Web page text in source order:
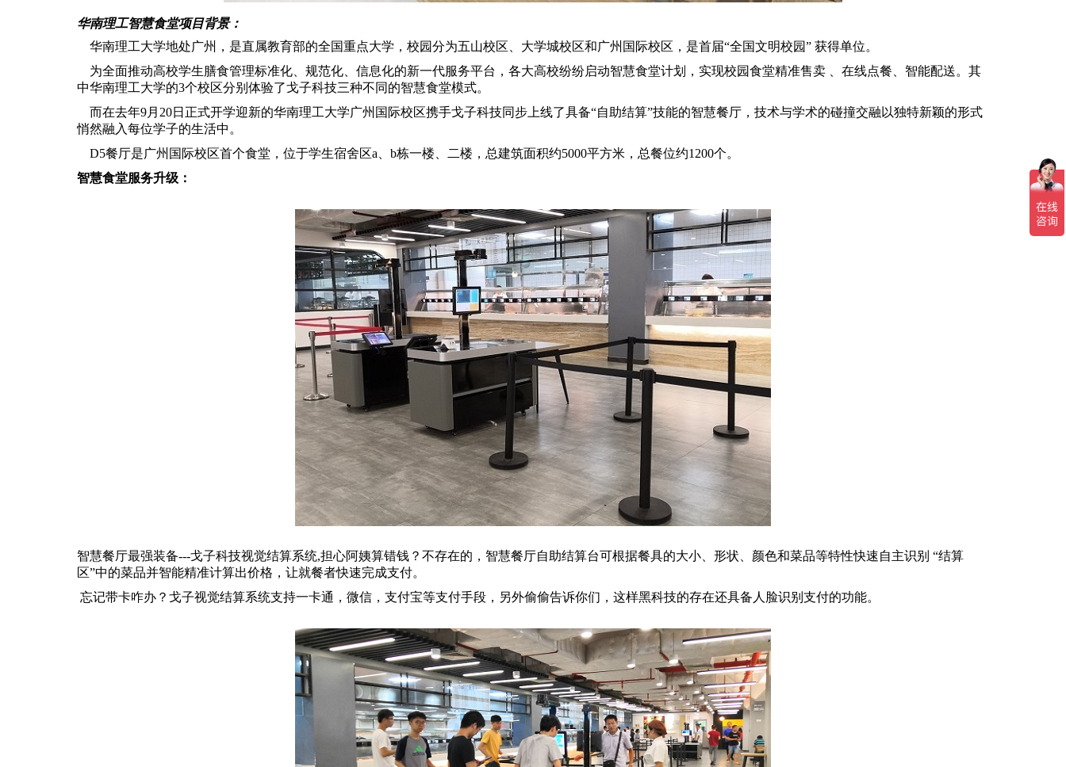
华南理工智慧食堂项目背景：
华南理工大学地处广州，是直属教育部的全国重点大学，校园分为五山校区、大学城校区和广州国际校区，是首届“全国文明校园” 获得单位。
为全面推动高校学生膳食管理标准化、规范化、信息化的新一代服务平台，各大高校纷纷启动智慧食堂计划，实现校园食堂精准售卖 、在线点餐、智能配送。其
中华南理工大学的3个校区分别体验了戈子科技三种不同的智慧食堂模式。
而在去年9月20日正式开学迎新的华南理工大学广州国际校区携手戈子科技同步上线了具备“自助结算”技能的智慧餐厅，技术与学术的碰撞交融以独特新颖的形式
悄然融入每位学子的生活中。
D5餐厅是广州国际校区首个食堂，位于学生宿舍区a、b栋一楼、二楼，总建筑面积约5000平方米，总餐位约1200个。
智慧食堂服务升级：
智慧餐厅最强装备---戈子科技视觉结算系统,担心阿姨算错钱？不存在的，智慧餐厅自助结算台可根据餐具的大小、形状、颜色和菜品等特性快速自主识别 “结算
区”中的菜品并智能精准计算出价格，让就餐者快速完成支付。
忘记带卡咋办？戈子视觉结算系统支持一卡通，微信，支付宝等支付手段，另外偷偷告诉你们，这样黑科技的存在还具备人脸识别支付的功能。